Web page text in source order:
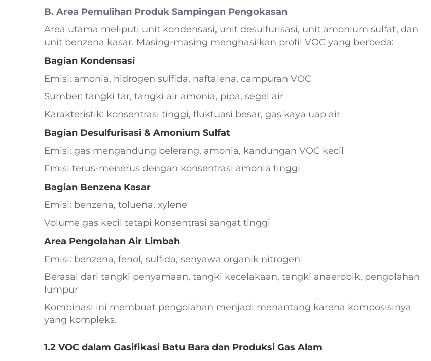
B. Area Pemulihan Produk Sampingan Pengokasan
Area utama meliputi unit kondensasi, unit desulfurisasi, unit amonium sulfat, dan
unit benzena kasar. Masing-masing menghasilkan profil VOC yang berbeda:
Bagian Kondensasi
Emisi: amonia, hidrogen sulfida, naftalena, campuran VOC
Sumber: tangki tar, tangki air amonia, pipa, segel air
Karakteristik: konsentrasi tinggi, fluktuasi besar, gas kaya uap air
Bagian Desulfurisasi & Amonium Sulfat
Emisi: gas mengandung belerang, amonia, kandungan VOC kecil
Emisi terus-menerus dengan konsentrasi amonia tinggi
Bagian Benzena Kasar
Emisi: benzena, toluena, xylene
Volume gas kecil tetapi konsentrasi sangat tinggi
Area Pengolahan Air Limbah
Emisi: benzena, fenol, sulfida, senyawa organik nitrogen
Berasal dari tangki penyamaan, tangki kecelakaan, tangki anaerobik, pengolahan
lumpur
Kombinasi ini membuat pengolahan menjadi menantang karena komposisinya
yang kompleks.
1.2 VOC dalam Gasifikasi Batu Bara dan Produksi Gas Alam